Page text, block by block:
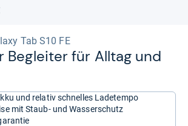
Tab S10 FE
Beglei­ter für All­tag und
und relativ schnelles Ladetempo
mit Staub- und Wasserschutz